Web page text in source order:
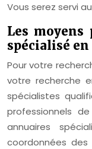
Vous serez servi
Les moyens
spécialisé
Pour votre
votre recherche
spécialistes
professionnels
annuaires
coordonnées